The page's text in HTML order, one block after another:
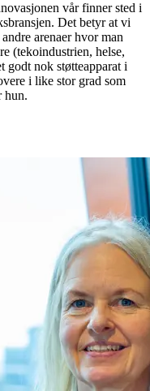
vår finner sted i
Det betyr at vi
arenaer hvor man
(tekoindustrien, helse,
godt nok støtteapparat i
i like stor grad som
hun.